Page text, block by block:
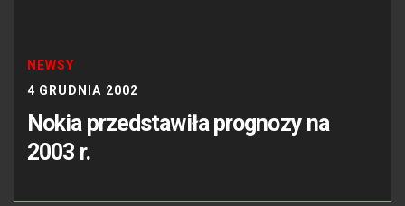
NEWSY
4 GRUDNIA 2002
Nokia przedstawiła prognozy na
2003 r.